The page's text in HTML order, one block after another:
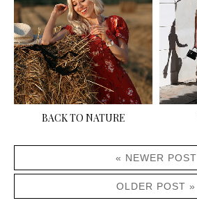
BACK TO NATURE
« NEWER POST
OLDER POST »